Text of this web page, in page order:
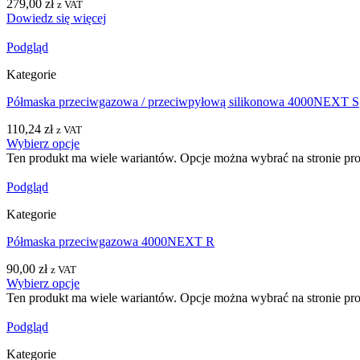
279,00 zł z VAT
Dowiedz się więcej
Podgląd
Kategorie
Półmaska przeciwgazowa / przeciwpyłową silikonowa 4000NEXT S
110,24 zł z VAT
Wybierz opcje
Ten produkt ma wiele wariantów. Opcje można wybrać na stronie
Podgląd
Kategorie
Półmaska przeciwgazowa 4000NEXT R
90,00 zł z VAT
Wybierz opcje
Ten produkt ma wiele wariantów. Opcje można wybrać na stronie
Podgląd
Kategorie